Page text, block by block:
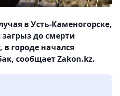
в Усть-Каменогорске,
до смерти
городе начался
сообщает Zakon.kz.